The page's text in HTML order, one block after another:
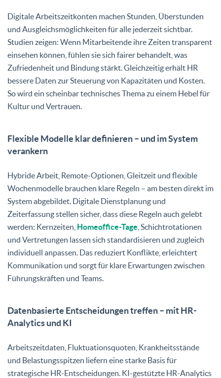
Digitale Arbeitszeitkonten machen Stunden, Überstunden
und Ausgleichsmöglichkeiten für alle jederzeit sichtbar.
Studien zeigen: Wenn Mitarbeitende ihre Zeiten transparent
einsehen können, fühlen sie sich fairer behandelt, was
Zufriedenheit und Bindung stärkt. Gleichzeitig erhält HR
bessere Daten zur Steuerung von Kapazitäten und Kosten.
So wird ein scheinbar technisches Thema zu einem Hebel für
Kultur und Vertrauen.
Flexible Modelle klar definieren – und im System
verankern
Hybride Arbeit, Remote-Optionen, Gleitzeit und flexible
Wochenmodelle brauchen klare Regeln – am besten direkt im
System abgebildet. Digitale Dienstplanung und
Zeiterfassung stellen sicher, dass diese Regeln auch gelebt
werden: Kernzeiten, Homeoffice-Tage , Schichtrotationen
und Vertretungen lassen sich standardisieren und zugleich
individuell anpassen. Das reduziert Konflikte, erleichtert
Kommunikation und sorgt für klare Erwartungen zwischen
Führungskräften und Teams.
Datenbasierte Entscheidungen treffen – mit HR-
Analytics und KI
Arbeitszeitdaten, Fluktuationsquoten, Krankheitsstände
und Belastungsspitzen liefern eine starke Basis für
strategische HR-Entscheidungen. KI-gestützte HR-Analytics